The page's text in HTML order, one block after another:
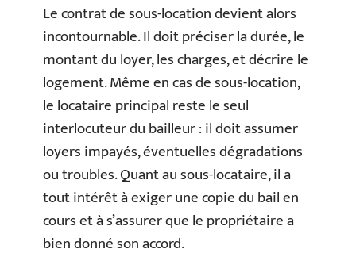
Le contrat de sous-location devient alors
incontournable. Il doit préciser la durée, le
montant du loyer, les charges, et décrire le
logement. Même en cas de sous-location,
le locataire principal reste le seul
interlocuteur du bailleur : il doit assumer
loyers impayés, éventuelles dégradations
ou troubles. Quant au sous-locataire, il a
tout intérêt à exiger une copie du bail en
cours et à s’assurer que le propriétaire a
bien donné son accord.